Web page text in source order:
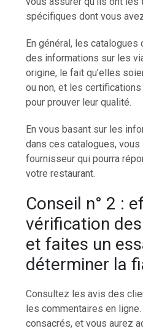
spécifiques dont vous
En général, les
des informations sur les
origine, le fait qu’elles
ou non, et les
pour prouver leur qualité.
En vous basant sur les
dans ces catalogues,
fournisseur qui pourra
votre restaurant.
Conseil n° 2 :
vérification
et faites un
déterminer la
Consultez les avis des
les commentaires en
consacrés, et vous aurez